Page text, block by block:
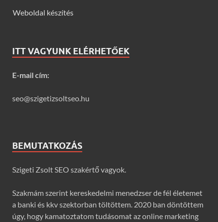
Weboldal készítés
ITT VAGYUNK ELÉRHETŐEK
E-mail cím:
seo@szigetizsoltseo.hu
BEMUTATKOZÁS
Szigeti Zsolt SEO szakértő vagyok.
Szakmám szerint kereskedelmi menedzser de fél életemet
a banki és kkv szektorban töltöttem. 2020 ban döntöttem
úgy, hogy kamatoztatom tudásomat az online marketing